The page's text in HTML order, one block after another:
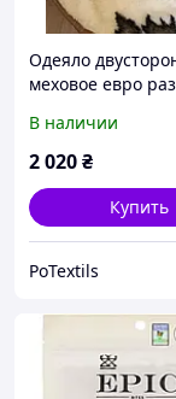
Одеяло
меховое евро
В наличии
2 020₴
Купить
PoTextils